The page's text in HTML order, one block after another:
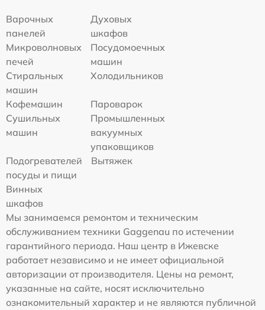
Варочных
панелей
Духовых
шкафов
Микроволновых
печей
Посудомоечных
машин
Стиральных
машин
Холодильников
Кофемашин
Пароварок
Сушильных
машин
Промышленных
вакуумных
упаковщиков
Подогревателей
посуды и пищи
Вытяжек
Винных
шкафов
Мы занимаемся ремонтом и техническим
обслуживанием техники Gaggenau по истечении
гарантийного периода. Наш центр в Ижевске
работает независимо и не имеет официальной
авторизации от производителя. Цены на ремонт,
указанные на сайте, носят исключительно
ознакомительный характер и не являются публичной